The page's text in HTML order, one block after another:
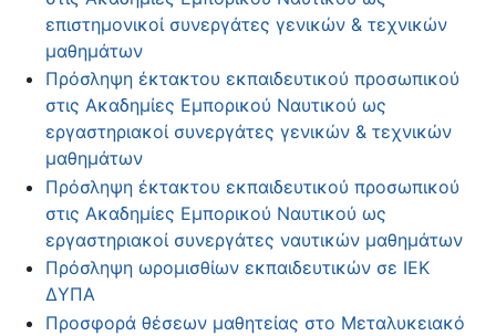
επιστημονικοί συνεργάτες γενικών & τεχνικών
μαθημάτων
Πρόσληψη έκτακτου εκπαιδευτικού προσωπικού
στις Ακαδημίες Εμπορικού Ναυτικού ως
εργαστηριακοί συνεργάτες γενικών & τεχνικών
μαθημάτων
Πρόσληψη έκτακτου εκπαιδευτικού προσωπικού
στις Ακαδημίες Εμπορικού Ναυτικού ως
εργαστηριακοί συνεργάτες ναυτικών μαθημάτων
Πρόσληψη ωρομισθίων εκπαιδευτικών σε ΙΕΚ
ΔΥΠΑ
Προσφορά θέσεων μαθητείας στο Μεταλυκειακό